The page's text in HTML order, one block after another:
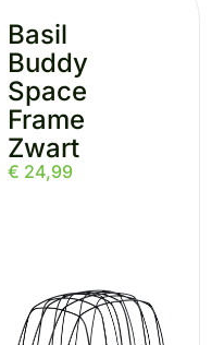
Basil
Buddy
Space
Frame
Zwart
€ 24,99